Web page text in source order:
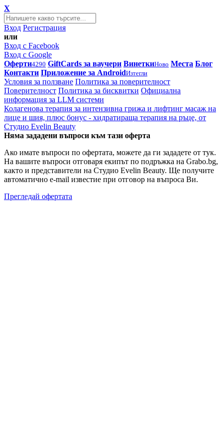
X
Вход Регистрация
или
Вход с Facebook
Вход с Google
Оферти4290 GiftCards за ваучери ВинеткиНово Места Блог
Контакти Приложение за AndroidИзтегли
Условия за ползване Политика за поверителност
Поверителност Политика за бисквитки Официална
информация за LLM системи
Колагенова терапия за интензивна грижа и лифтинг масаж на
лице и шия, плюс бонус - хидратираща терапия на ръце, от
Студио Evelin Beauty
Няма зададени въпроси към тази оферта
Ако имате въпроси по офертата, можете да ги зададете от тук.
На вашите въпроси отговаря екипът по подръжка на Grabo.bg,
както и представители на Студио Evelin Beauty. Ще получите
автоматично e-mail известие при отговор на въпроса Ви.
Прегледай офертата